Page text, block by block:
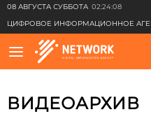
08 АВГУСТА СУББОТА 02:24:08
ЦИФРОВОЕ ИНФОРМАЦИОННОЕ
ВИДЕОАРХИВ